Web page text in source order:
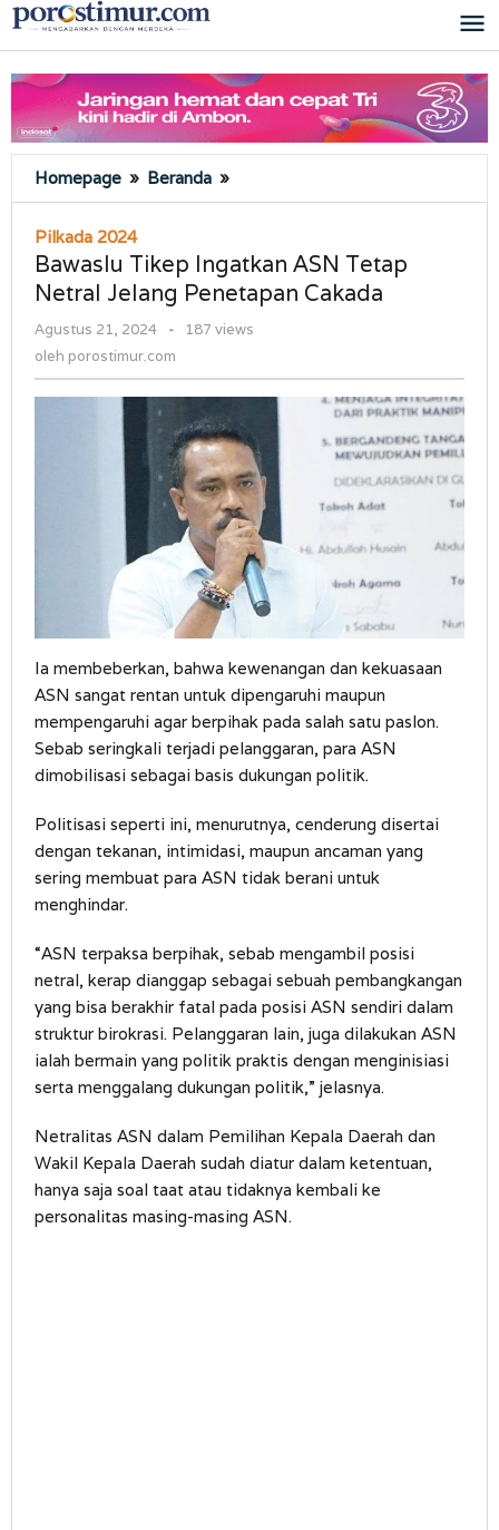
Lewati
ke
Homepage » Beranda »
Tikep
ASN
Tetap
Netral
Jelang
Cakada
Pilkada 2024
Bawaslu Tikep Ingatkan ASN Tetap
Netral Jelang Penetapan Cakada
Agustus 21, 2024
oleh
-
187 views
oleh porostimur.com
Ia membeberkan, bahwa kewenangan dan kekuasaan
ASN sangat rentan untuk dipengaruhi maupun
mempengaruhi agar berpihak pada salah satu paslon.
Sebab seringkali terjadi pelanggaran, para ASN
dimobilisasi sebagai basis dukungan politik.
Politisasi seperti ini, menurutnya, cenderung disertai
dengan tekanan, intimidasi, maupun ancaman yang
sering membuat para ASN tidak berani untuk
menghindar.
“ASN terpaksa berpihak, sebab mengambil posisi
netral, kerap dianggap sebagai sebuah pembangkangan
yang bisa berakhir fatal pada posisi ASN sendiri dalam
struktur birokrasi. Pelanggaran lain, juga dilakukan ASN
ialah bermain yang politik praktis dengan menginisiasi
serta menggalang dukungan politik,” jelasnya.
Netralitas ASN dalam Pemilihan Kepala Daerah dan
Wakil Kepala Daerah sudah diatur dalam ketentuan,
hanya saja soal taat atau tidaknya kembali ke
personalitas masing-masing ASN.